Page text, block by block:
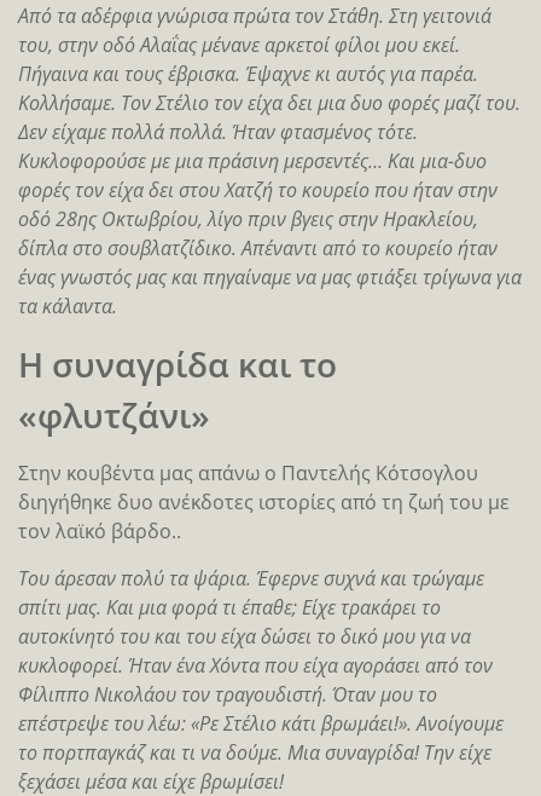
Από τα αδέρφια γνώρισα πρώτα τον Στάθη. Στη γειτονιά
του, στην οδό Αλαΐας μένανε αρκετοί φίλοι μου εκεί.
Πήγαινα και τους έβρισκα. Έψαχνε κι αυτός για παρέα.
Κολλήσαμε. Τον Στέλιο τον είχα δει μια δυο φορές μαζί του.
Δεν είχαμε πολλά πολλά. Ήταν φτασμένος τότε.
Κυκλοφορούσε με μια πράσινη μερσεντές… Και μια-δυο
φορές τον είχα δει στου Χατζή το κουρείο που ήταν στην
οδό 28ης Οκτωβρίου, λίγο πριν βγεις στην Ηρακλείου,
δίπλα στο σουβλατζίδικο. Απέναντι από το κουρείο ήταν
ένας γνωστός μας και πηγαίναμε να μας φτιάξει τρίγωνα για
τα κάλαντα.
Η συναγρίδα και το
«φλυτζάνι»
Στην κουβέντα μας απάνω ο Παντελής Κότσογλου
διηγήθηκε δυο ανέκδοτες ιστορίες από τη ζωή του με
τον λαϊκό βάρδο..
Του άρεσαν πολύ τα ψάρια. Έφερνε συχνά και τρώγαμε
σπίτι μας. Και μια φορά τι έπαθε; Είχε τρακάρει το
αυτοκίνητό του και του είχα δώσει το δικό μου για να
κυκλοφορεί. Ήταν ένα Χόντα που είχα αγοράσει από τον
Φίλιππο Νικολάου τον τραγουδιστή. Όταν μου το
επέστρεψε του λέω: «Ρε Στέλιο κάτι βρωμάει!». Ανοίγουμε
το πορτπαγκάζ και τι να δούμε. Μια συναγρίδα! Την είχε
ξεχάσει μέσα και είχε βρωμίσει!